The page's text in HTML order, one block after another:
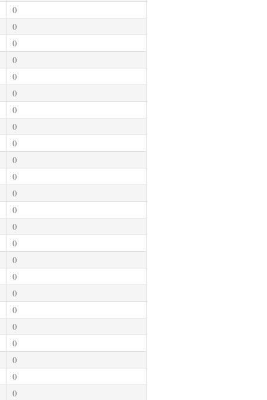
0
0
0
0
0
0
0
0
0
0
0
0
0
0
0
0
0
0
0
0
0
0
0
0